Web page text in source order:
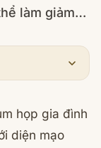
làm giảm…
họp gia đình
diện mạo